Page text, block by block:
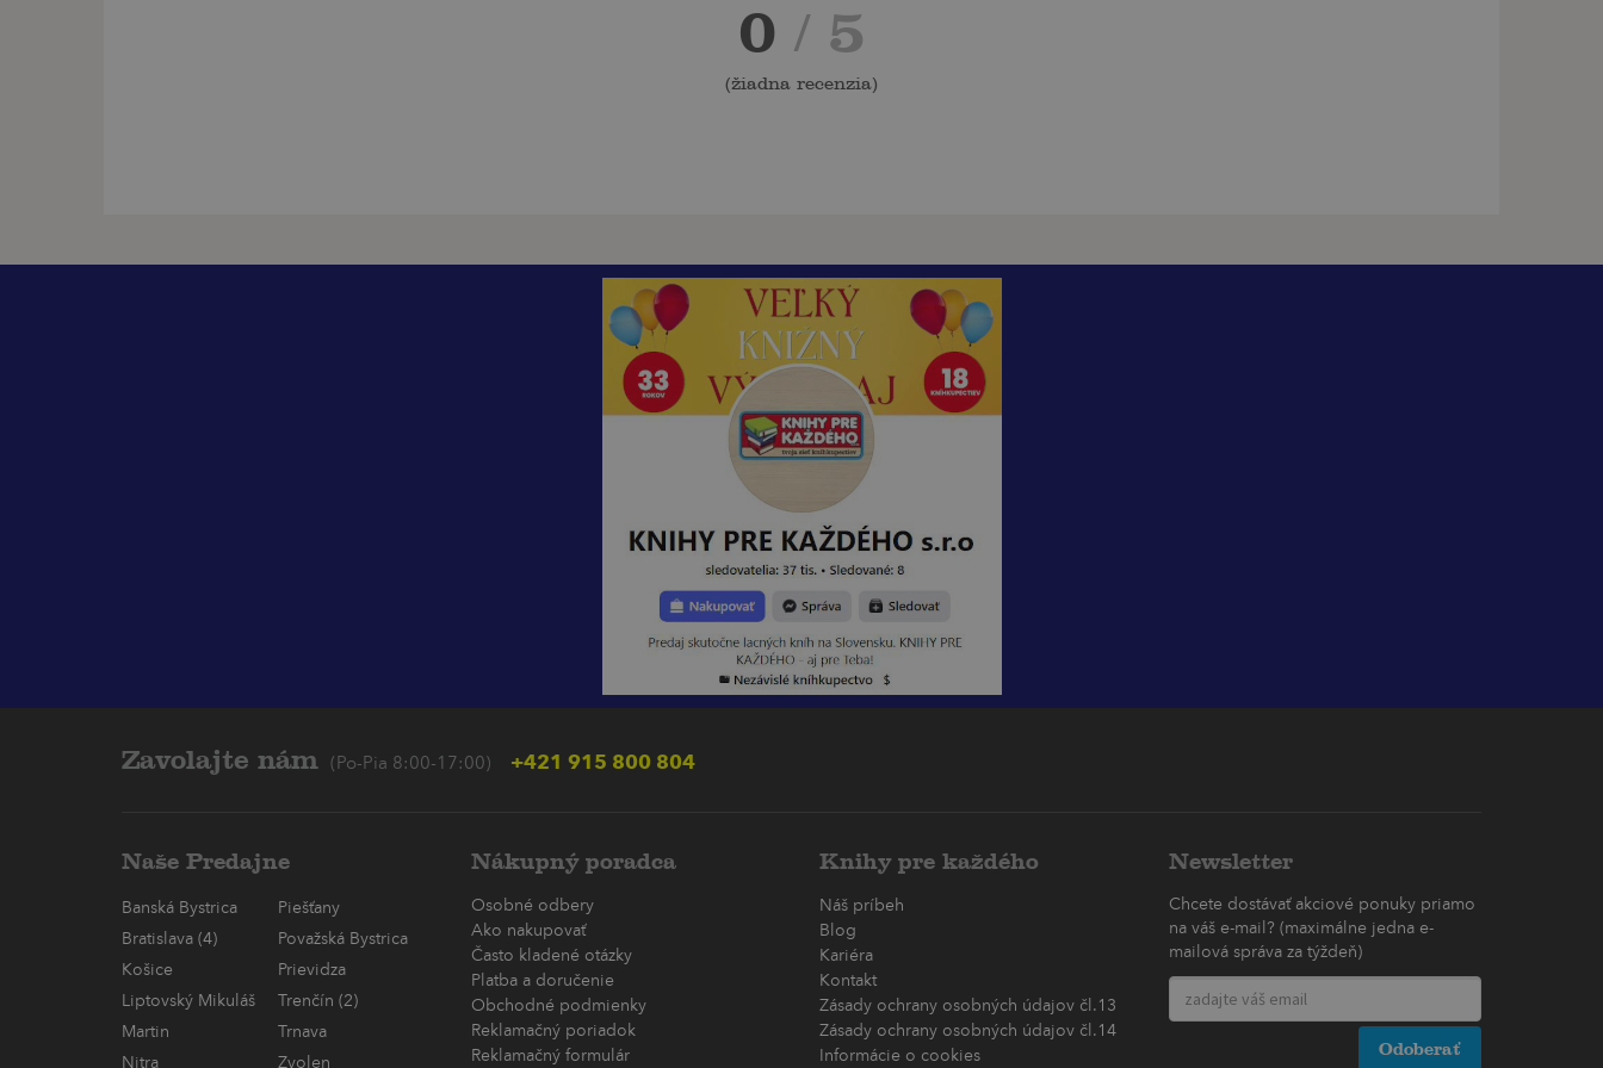
0 / 5
(žiadna recenzia)
Zavolajte nám (Po-Pia 8:00-17:00) +421 915 800 804
Naše Predajne
Banská Bystrica
Piešťany
Bratislava (4)
Považská Bystrica
Košice
Prievidza
Liptovský Mikuláš
Trenčín (2)
Martin
Trnava
Nitra
Zvolen
Nákupný poradca
Osobné odbery
Ako nakupovať
Často kladené otázky
Platba a doručenie
Obchodné podmienky
Reklamačný poriadok
Reklamačný formulár
Knihy pre každého
Náš príbeh
Blog
Kariéra
Kontakt
Zásady ochrany osobných údajov čl.13
Zásady ochrany osobných údajov čl.14
Informácie o cookies
Newsletter
Chcete dostávať akciové ponuky priamo
na váš e-mail? (maximálne jedna e-
mailová správa za týždeň)
Odoberať